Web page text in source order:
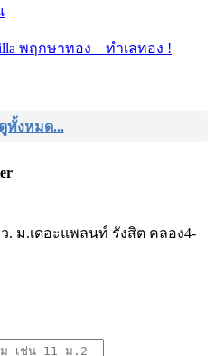
พฤกษาทอง – ทำเลทอง !
ดูทั้งหมด...
. ม.เดอะแพลนท์ รังสิต คลอง4-